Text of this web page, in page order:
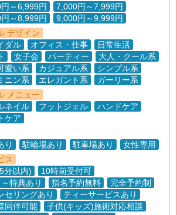
～6,999円
7,000円～7,999円
～8,999円
9,000円～9,999円
デザイン
ダル
オフィス・仕事
日常生活
女子会 パーティー
大人・クール系
愛い系
カジュアル系
シンプル系
ニン系
エレガント系
ガーリー系
メニュー
ネイル
フットジェル
ハンドケア
ケア
り
駐輪場あり 駐車場あり
女性専用
ス
分以内)
10時前受付可
特典あり
指名予約無料
完全予約制
セリングあり
ティーサービスあり
同伴可能
子供(キッズ)施術対応相談